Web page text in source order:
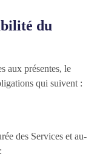
du
aux présentes, le
qui suivent :
des Services et au-